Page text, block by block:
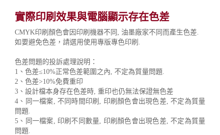
實際印刷效果與電腦顯示存在色差
CMYK印刷顏色會因印刷機器不同, 油墨廠家不同而產生色差.
如要避免色差，請選用使用專版專色印刷.
色差問題的投訴處理說明：
1、色差≤10%正常色差範圍之內, 不定為質量問題.
2、色差>10%免費重印
3、設計檔本身存在色差時, 重印也仍無法保證無色差
4、同一檔案, 不同時間印刷, 印刷顏色會出現色差, 不定為質量
問題.
5、同一檔案, 印刷不同數量, 印刷顏色會出現色差, 不定為質量
問題.